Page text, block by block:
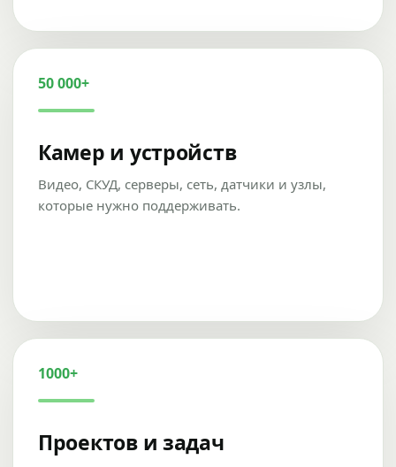
50 000+
Камер и устройств
Видео, СКУД, серверы, сеть, датчики и узлы,
которые нужно поддерживать.
1000+
Проектов и задач